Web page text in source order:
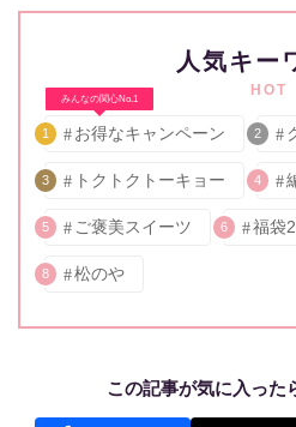
人気キー
HOT
みんなの関心No.1
1 お得なキャンペーン 2
3 トクトクトーキョー 4
5 ご褒美スイーツ 6 福袋
8 松のや
この記事が気に入った